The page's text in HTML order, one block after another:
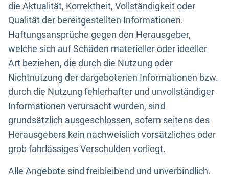
die Aktualität, Korrektheit, Vollständigkeit oder
Qualität der bereitgestellten Informationen.
Haftungsansprüche gegen den Herausgeber,
welche sich auf Schäden materieller oder ideeller
Art beziehen, die durch die Nutzung oder
Nichtnutzung der dargebotenen Informationen bzw.
durch die Nutzung fehlerhafter und unvollständiger
Informationen verursacht wurden, sind
grundsätzlich ausgeschlossen, sofern seitens des
Herausgebers kein nachweislich vorsätzliches oder
grob fahrlässiges Verschulden vorliegt.
Alle Angebote sind freibleibend und unverbindlich.